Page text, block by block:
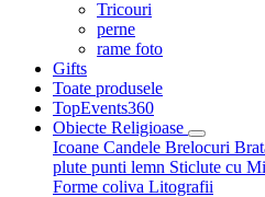
Tricouri
perne
rame foto
Gifts
Toate produsele
TopEvents360
Obiecte Religioase
Icoane Candele Brelocuri
plute punti lemn Sticlute cu
Forme coliva Litografii